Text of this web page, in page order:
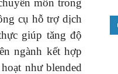
môn trong
cụ hỗ trợ dịch
giúp tăng độ
ngành kết hợp
như blended